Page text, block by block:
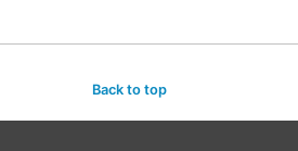
Back to top